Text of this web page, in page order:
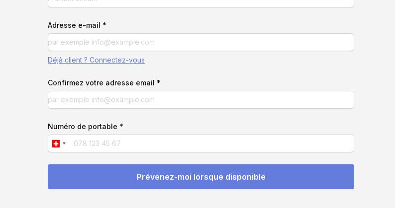
Adresse e-mail *
Déjà client ? Connectez-vous
Confirmez votre adresse email *
Numéro de portable *